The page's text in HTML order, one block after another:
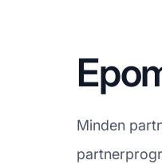
Minden